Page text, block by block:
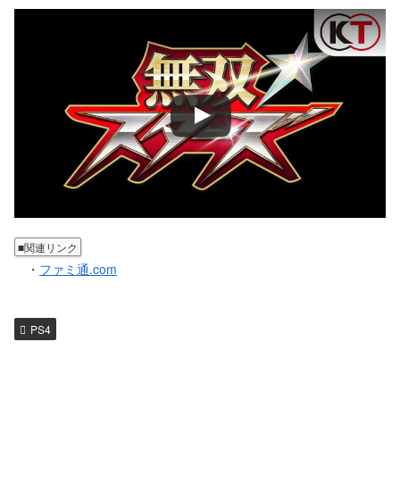
■関連リンク
・ ファミ通.com
PS4